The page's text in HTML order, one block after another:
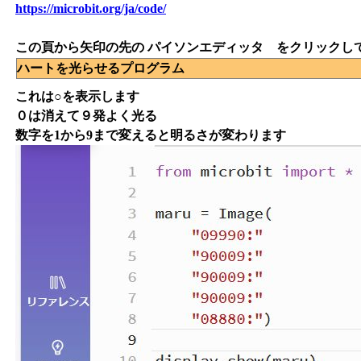
https://microbit.org/ja/code/
この頁から矢印の先の パイソンエディッタ をクリックし
ハートを光らせるプログラム
これは○を表示します
０は消えて９発よく光る
数字を1から9まで変えると明るさが変わります